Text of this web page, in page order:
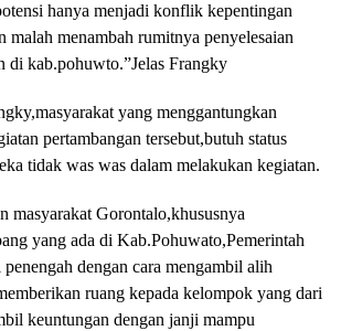
hanya menjadi konflik kepentingan
malah menambah rumitnya penyelesaian
di kab.pohuwto.”Jelas Frangky
yang menggantungkan
pertambangan tersebut,butuh status
tidak was was dalam melakukan kegiatan.
masyarakat Gorontalo,khususnya
yang ada di Kab.Pohuwato,Pemerintah
dengan cara mengambil alih
ruang kepada kelompok yang dari
keuntungan dengan janji mampu